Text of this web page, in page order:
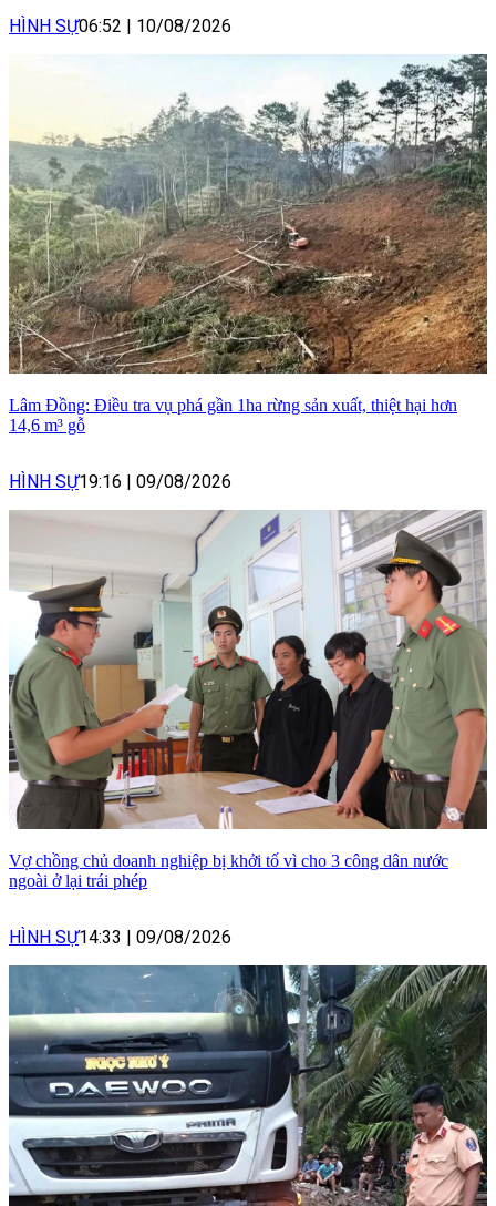
HÌNH SỰ06:52 | 10/08/2026
Lâm Đồng: Điều tra vụ phá gần 1ha rừng sản xuất, thiệt hại hơn
14,6 m³ gỗ
HÌNH SỰ19:16 | 09/08/2026
Vợ chồng chủ doanh nghiệp bị khởi tố vì cho 3 công dân nước
ngoài ở lại trái phép
HÌNH SỰ14:33 | 09/08/2026